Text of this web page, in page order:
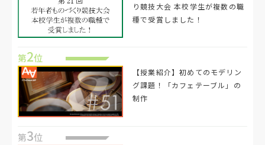
り競技大会 本校学生が複数の職
種で受賞しました！
第2位
【授業紹介】初めてのモデリン
グ課題！「カフェテーブル」の
制作
第3位